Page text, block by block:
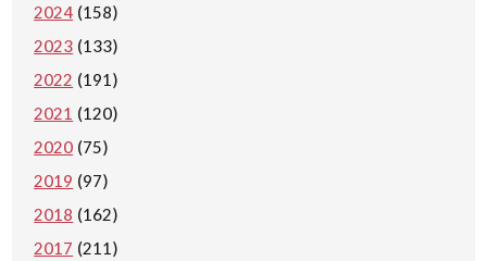
2024 (158)
2023 (133)
2022 (191)
2021 (120)
2020 (75)
2019 (97)
2018 (162)
2017 (211)